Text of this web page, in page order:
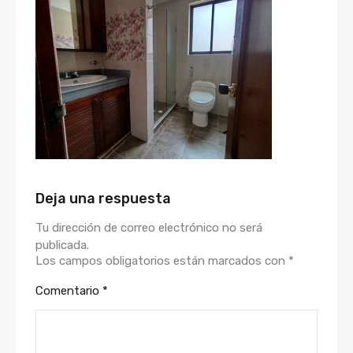
Deja una respuesta
Tu dirección de correo electrónico no será
publicada.
Los campos obligatorios están marcados con *
Comentario *